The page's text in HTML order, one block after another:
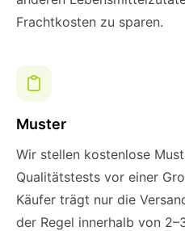
Frachtkosten zu sparen.
Muster
Wir stellen kostenlose
Qualitätstests vor einer
Käufer trägt nur die
der Regel innerhalb von